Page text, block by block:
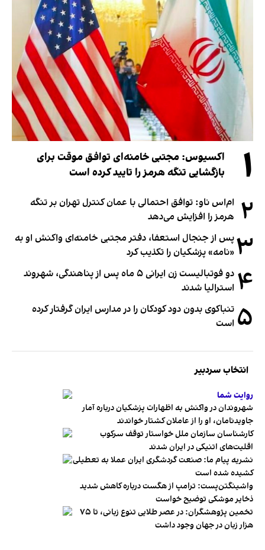
۱
اکسیوس: مجتبی خامنه‌ای توافق موقت برای
بازگشایی تنگه هرمز را تایید کرده است
۲ ام‌اس ناو: توافق احتمالی با عمان کنترل تهران بر تنگه
هرمز را افزایش می‌دهد
۳پس از جنجال استعفا، دفتر مجتبی خامنه‌ای واکنش او به
«نامه» پزشکیان را تکذیب کرد
۴
دو فوتبالیست زن ایرانی ۵ ماه پس از پناهندگی، شهروند
استرالیا شدند
۵ تنباکوی بدون دود کودکان را در مدارس ایران گرفتار کرده
است
انتخاب سردبیر
روایت شما
شهروندان در واکنش به اظهارات پزشکیان درباره آمار
جاویدنامان، او را از عاملان کشتار خواندند
کارشناسان سازمان ملل خواستار توقف سرکوب
اقلیت‌های اتنیکی در ایران شدند
نشریه پیام ما: صنعت گردشگری ایران عملا به تعطیلی
کشیده شده است
واشینگتن‌پست: ترامپ از هگست درباره کاهش شدید
ذخایر موشکی توضیح خواست
تخمین پژوهشگران: در عصر طلایی تنوع زبانی، تا ۷۵
هزار زبان در جهان وجود داشت